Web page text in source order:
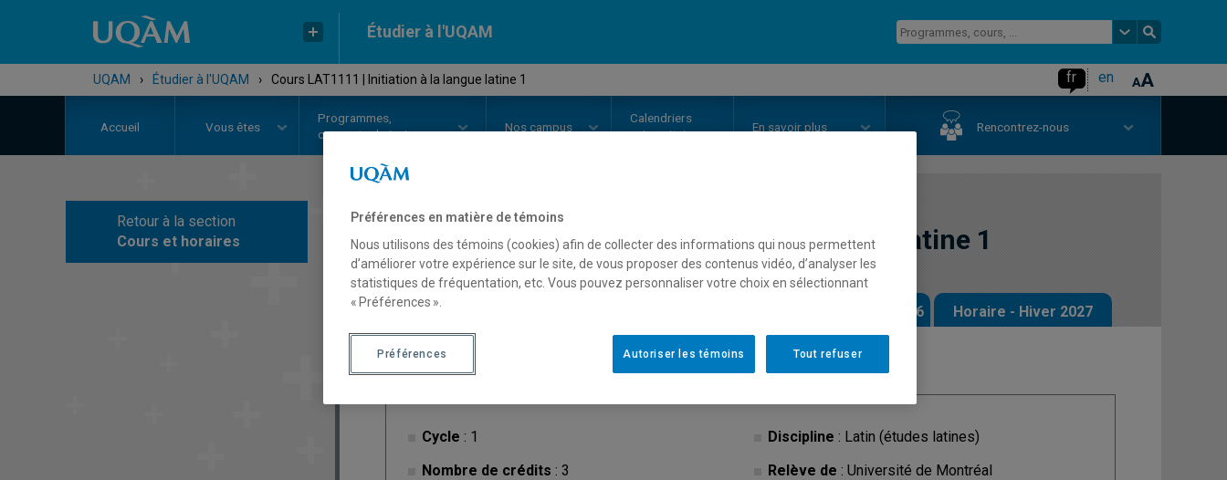
Étudier à l'UQAM
UQAM › Étudier à l'UQAM › Cours LAT1111 | Initiation à la langue latine 1 fr en
Accueil Vous êtes
Programmes,
cours et admission
Nos campus
Calendriers
universitaires
En savoir plus Rencontrez-nous
Retour à la section
Cours et horaires
COURS// LAT1111-Initiation à la langue latine 1
Description Horaire - Automne 2026 Horaire - Hiver 2027
Cycle : 1
Nombre de crédits : 3
Discipline : Latin (études latines)
Relève de : Université de Montréal
Préférences en matière de témoins
Nous utilisons des témoins (cookies) afin de collecter des informations qui nous permettent
d’améliorer votre expérience sur le site, de vous proposer des contenus vidéo, d’analyser les
statistiques de fréquentation, etc. Vous pouvez personnaliser votre choix en sélectionnant
« Préférences ».
Tout refuser
Autoriser les témoins
Préférences